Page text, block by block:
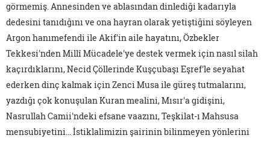
görmemiş. Annesinden ve ablasından dinlediği kadarıyla
dedesini tanıdığını ve ona hayran olarak yetiştiğini söyleyen
Argon hanımefendi ile Akif'in aile hayatını, Özbekler
Tekkesi'nden Millî Mücadele'ye destek vermek için nasıl silah
kaçırdıklarını, Necid Çöllerinde Kuşçubaşı Eşref'le seyahat
ederken dinç kalmak için Zenci Musa ile güreş tutmalarını,
yazdığı çok konuşulan Kuran mealini, Mısır'a gidişini,
Nasrullah Camii'ndeki efsane vaazını, Teşkilat-ı Mahsusa
mensubiyetini... İstiklalimizin şairinin bilinmeyen yönlerini